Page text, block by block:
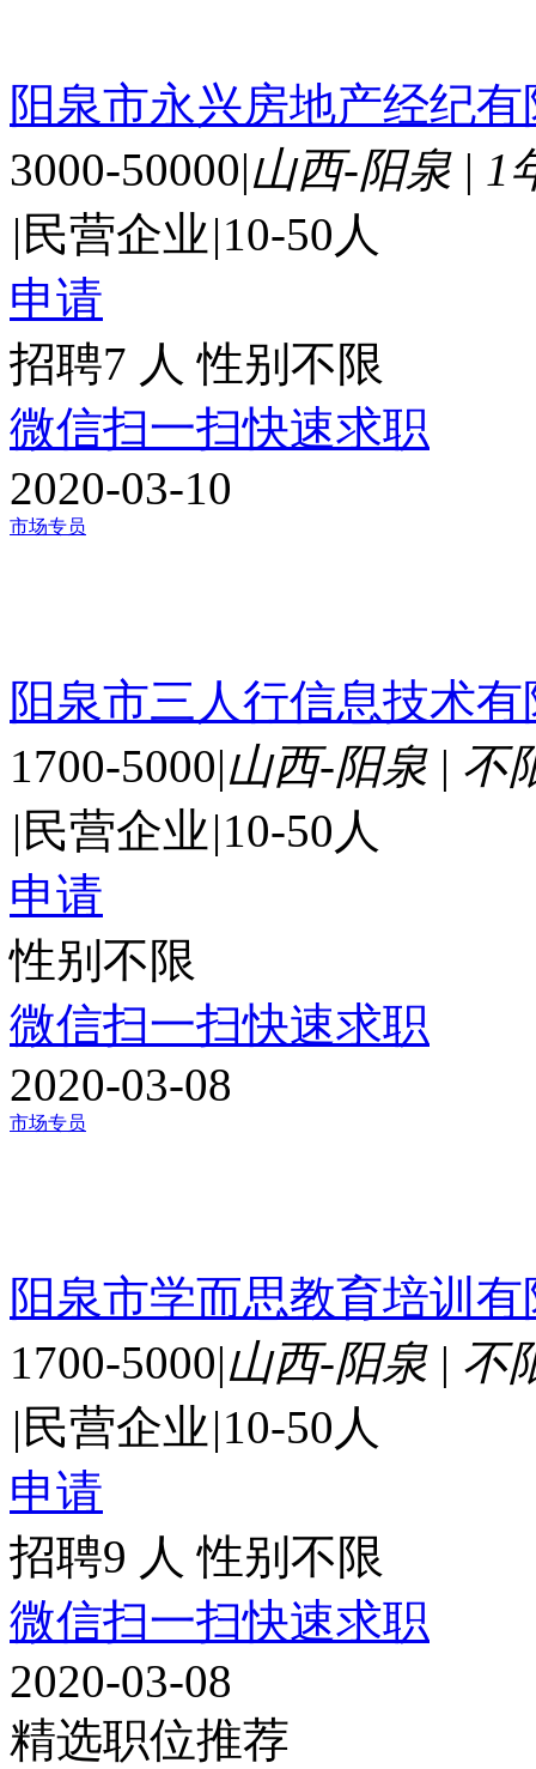
阳泉市永兴房地产经纪
3000-50000|山西-阳泉 | 1
| 民营企业|10-50人
申请
招聘7 人 性别不限
微信扫一扫快速求职
2020-03-10
市场专员
阳泉市三人行信息技术
1700-5000|山西-阳泉 | 不
| 民营企业|10-50人
申请
性别不限
微信扫一扫快速求职
2020-03-08
市场专员
阳泉市学而思教育培训
1700-5000|山西-阳泉 | 不
| 民营企业|10-50人
申请
招聘9 人 性别不限
微信扫一扫快速求职
2020-03-08
精选职位推荐